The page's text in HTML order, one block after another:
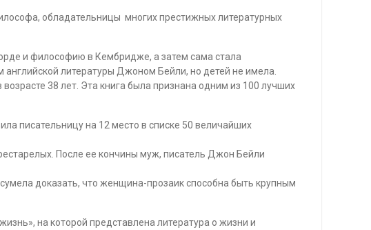
обладательницы многих престижных литературных
и философию в Кембридже, а затем сама стала
литературы Джоном Бейли, но детей не имела.
38 лет. Эта книга была признана одним из 100 лучших
писательницу на 12 место в списке 50 величайших
После ее кончины муж, писатель Джон Бейли
доказать, что женщина-прозаик способна быть крупным
на которой представлена литература о жизни и